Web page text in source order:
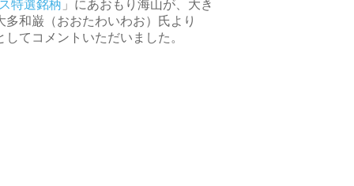
特選銘柄 」にあおもり海山が、大き
和巌（おおたわいわお）氏より
してコメントいただいました。